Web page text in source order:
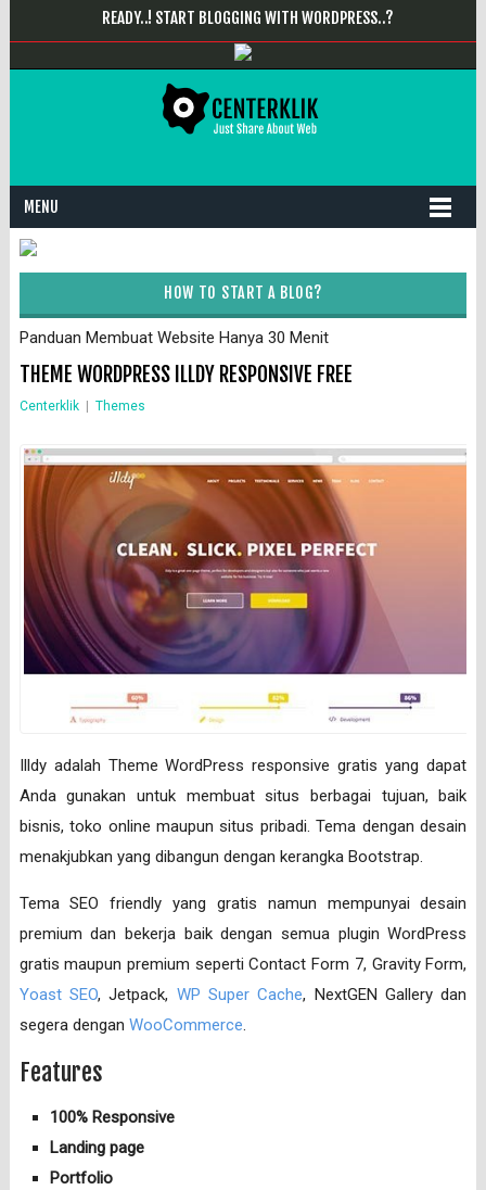
READY..! START BLOGGING WITH WORDPRESS..?
MENU
HOW TO START A BLOG?
Panduan Membuat Website Hanya 30 Menit
THEME WORDPRESS ILLDY RESPONSIVE FREE
Centerklik Themes
Illdy adalah Theme WordPress responsive gratis yang dapat
Anda gunakan untuk membuat situs berbagai tujuan, baik
bisnis, toko online maupun situs pribadi. Tema dengan desain
menakjubkan yang dibangun dengan kerangka Bootstrap.
Tema SEO friendly yang gratis namun mempunyai desain
premium dan bekerja baik dengan semua plugin WordPress
gratis maupun premium seperti Contact Form 7, Gravity Form,
Yoast SEO, Jetpack, WP Super Cache, NextGEN Gallery dan
segera dengan WooCommerce.
Features
100% Responsive
Landing page
Portfolio